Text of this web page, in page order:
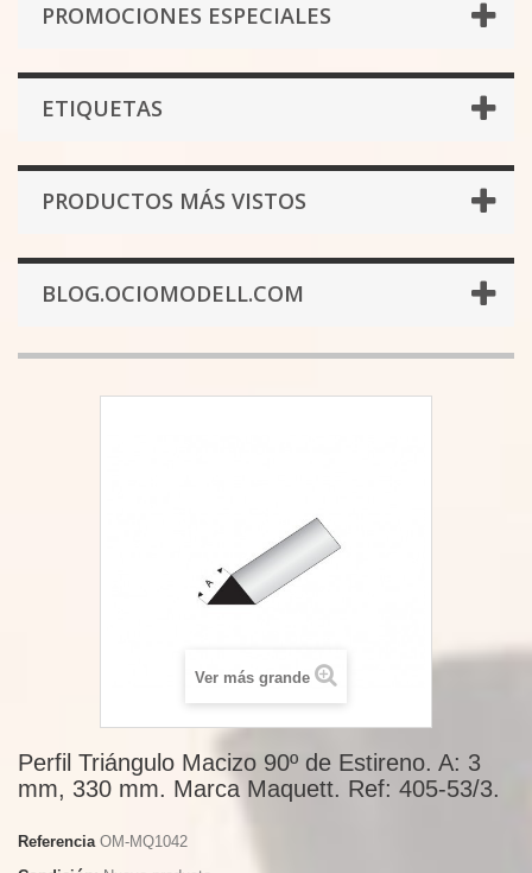
PROMOCIONES ESPECIALES
ETIQUETAS
PRODUCTOS MÁS VISTOS
BLOG.OCIOMODELL.COM
Ver más grande
Perfil Triángulo Macizo 90º de Estireno. A: 3
mm, 330 mm. Marca Maquett. Ref: 405-53/3.
Referencia OM-MQ1042